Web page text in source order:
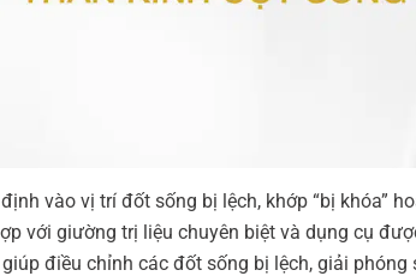
vào vị trí đốt sống bị lệch, khớp “bị khóa”
với giường trị liệu chuyên biệt và dụng cụ
điều chỉnh các đốt sống bị lệch, giải phóng